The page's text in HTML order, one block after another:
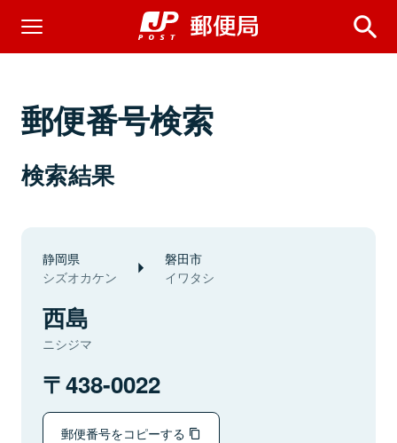
郵便番号検索
検索結果
静岡県
シズオカケン
磐田市
イワタシ
西島
ニシジマ
438-0022
郵便番号をコピーする